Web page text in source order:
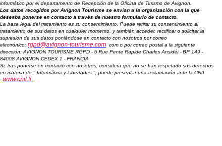
informático por el departamento de Recepción de la Oficina de Turismo de Avignon.
Los datos recogidos por Avignon Tourisme se envían a la organización con la que
deseaba ponerse en contacto a través de nuestro formulario de contacto.
La base legal del tratamiento es su consentimiento. Puede retirar su consentimiento al
tratamiento de sus datos en cualquier momento, y también acceder, rectificar o solicitar la
supresión de sus datos poniéndose en contacto con nosotros por correo
electrónico: rgpd@avignon-tourisme.com com o por correo postal a la siguiente
dirección: AVIGNON TOURISME RGPD - 6 Rue Pente Rapide Charles Ansidéi - BP 149 -
84008 AVIGNON CEDEX 1 - FRANCIA
Si, tras ponerse en contacto con nosotros, considera que no se han respetado sus derechos
en materia de " Informática y Libertades ", puede presentar una reclamación ante la CNIL
: www.cnil.fr.